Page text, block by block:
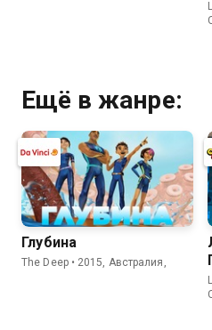
Ещё в жанре:
Глубина
The Deep • 2015, Австралия,